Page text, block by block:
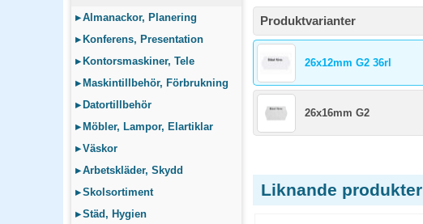
▸Almanackor, Planering
▸ Konferens, Presentation
▸ Kontorsmaskiner, Tele
▸ Maskintillbehör, Förbrukning
▸ Datortillbehör
▸ Möbler, Lampor, Elartiklar
▸Väskor
▸Arbetskläder, Skydd
▸Skolsortiment
▸Städ, Hygien
Produktvarianter
26x12mm G2 36rl
26x16mm G2
Liknande produkter